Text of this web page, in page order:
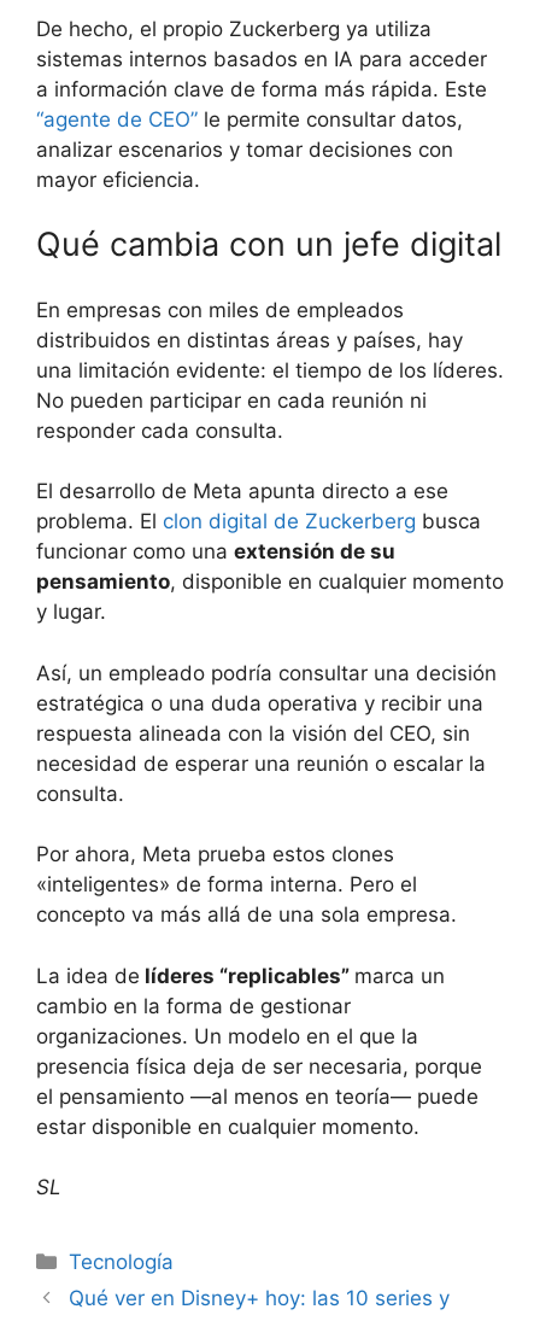
De hecho, el propio Zuckerberg ya utiliza
sistemas internos basados en IA para acceder
a información clave de forma más rápida. Este
“agente de CEO” le permite consultar datos,
analizar escenarios y tomar decisiones con
mayor eficiencia.
Qué cambia con un jefe digital
En empresas con miles de empleados
distribuidos en distintas áreas y países, hay
una limitación evidente: el tiempo de los líderes.
No pueden participar en cada reunión ni
responder cada consulta.
El desarrollo de Meta apunta directo a ese
problema. El clon digital de Zuckerberg busca
funcionar como una extensión de su
pensamiento, disponible en cualquier momento
y lugar.
Así, un empleado podría consultar una decisión
estratégica o una duda operativa y recibir una
respuesta alineada con la visión del CEO, sin
necesidad de esperar una reunión o escalar la
consulta.
Por ahora, Meta prueba estos clones
«inteligentes» de forma interna. Pero el
concepto va más allá de una sola empresa.
La idea de líderes “replicables” marca un
cambio en la forma de gestionar
organizaciones. Un modelo en el que la
presencia física deja de ser necesaria, porque
el pensamiento —al menos en teoría— puede
estar disponible en cualquier momento.
SL
Tecnología
Qué ver en Disney+ hoy: las 10 series y